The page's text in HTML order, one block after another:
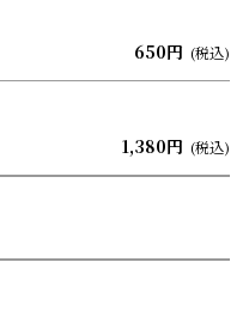
650円 (税込)
1,380円 (税込)